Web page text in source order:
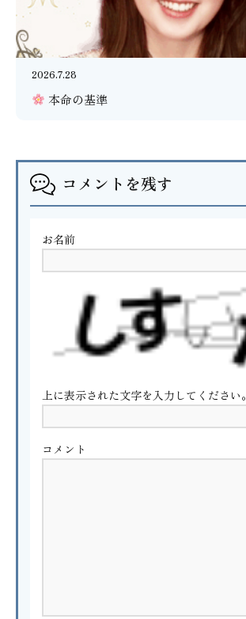
2026.7.28
本命の基準
コメントを残す
お名前
上に表示された文字を入力してください。
コメント